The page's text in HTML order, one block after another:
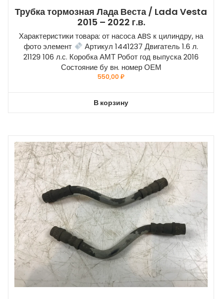
Трубка тормозная Лада Веста / Lada Vesta
2015 – 2022 г.в.
Характеристики товара: от насоса ABS к цилиндру, на
фото элемент
Артикул 1441237 Двигатель 1.6 л.
21129 106 л.с. Коробка АМТ Робот год выпуска 2016
Состояние бу вн. номер ОЕМ
550,00₽
В корзину